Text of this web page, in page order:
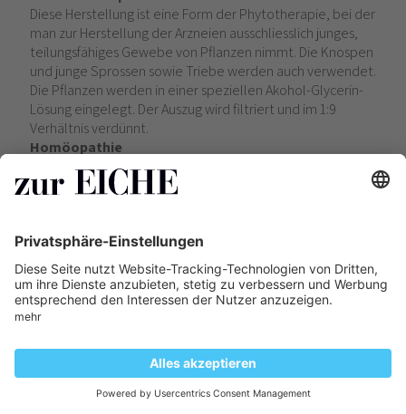
Diese Herstellung ist eine Form der Phytotherapie, bei der
man zur Herstellung der Arzneien ausschliesslich junges,
teilungsfähiges Gewebe von Pflanzen nimmt. Die Knospen
und junge Sprossen sowie Triebe werden auch verwendet.
Die Pflanzen werden in einer speziellen Akohol-Glycerin-
Lösung eingelegt. Der Auszug wird filtriert und im 1:9
Verhältnis verdünnt.
Homöopathie
Bei der Homöopathie versucht man Gleiches mit
Gleichem zu heilen. Wenn man zum Beispiel ein
Stiches zu lindern. Es ist aber wichtig, dass man eine
Anamnese durchführt, damit man das richtige Mittel für
den entsprechenden Patienten auswählt. Die
Potenzierung der Mittel, verstärkt die Wirkung oder die
Information. Giftige Substanzen werden ungiftig und
Diese Therapieform bezieht sich auf die Behandlung mit
körpereigenen Stoffen. Damit der Feind zum Freund wird.